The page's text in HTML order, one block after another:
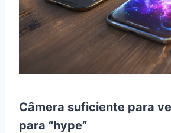
Câmera suficiente para
para “hype”